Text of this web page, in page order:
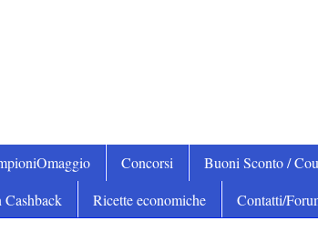
Concorsi Buoni Sconto /
Ricette economiche Contatti/